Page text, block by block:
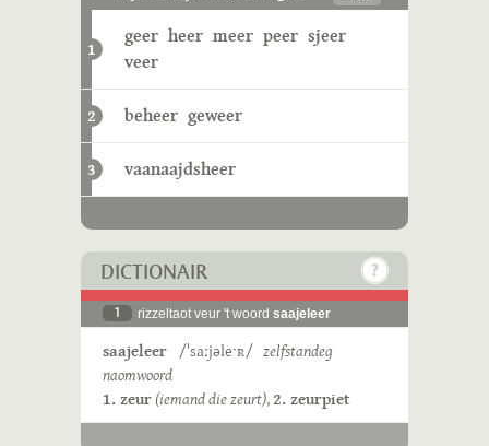
1
geer heer meer peer sjeer
veer
2 beheer geweer
3 vaanaajdsheer
DICTIONAIR
1 rizzeltaot veur 't woord saajeleer
saajeleer /ˈsaːjəleˑʀ/ zelfstandeg
naomwoord
1. zeur(iemand die zeurt),2. zeurpiet